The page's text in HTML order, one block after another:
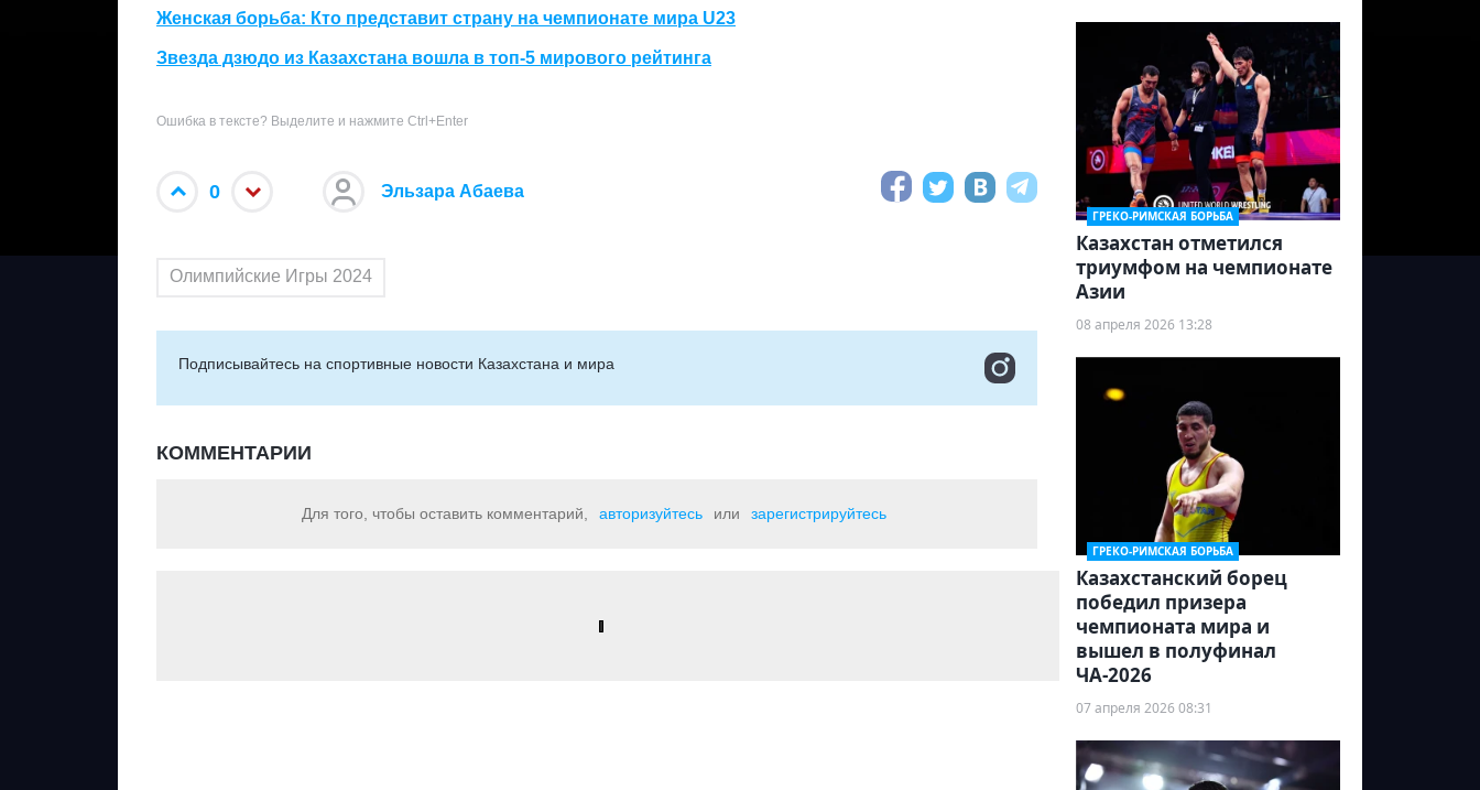
Женская борьба: Кто представит страну на чемпионате мира U23
Звезда дзюдо из Казахстана вошла в топ-5 мирового рейтинга
Ошибка в тексте? Выделите и нажмите Ctrl+Enter
0 Эльзара Абаева
Олимпийские Игры 2024
Подписывайтесь на cпортивные новости Казахстана и мира
КОММЕНТАРИИ
Для того, чтобы оставить комментарий, авторизуйтесь или зарегистрируйтесь
ГРЕКО-РИМСКАЯ БОРЬБА
Казахстан отметился
триумфом на чемпионате
Азии
08 апреля 2026 13:28
ГРЕКО-РИМСКАЯ БОРЬБА
Казахстанский борец
победил призера
чемпионата мира и
вышел в полуфинал
ЧА-2026
07 апреля 2026 08:31